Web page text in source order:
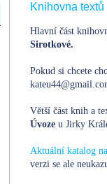
Knihovna textů
Hlavní část
Sirotkové.
Pokud si chcete
Větší část knih a
Úvoze u Jirky
Aktuální katalog
verzi se ale